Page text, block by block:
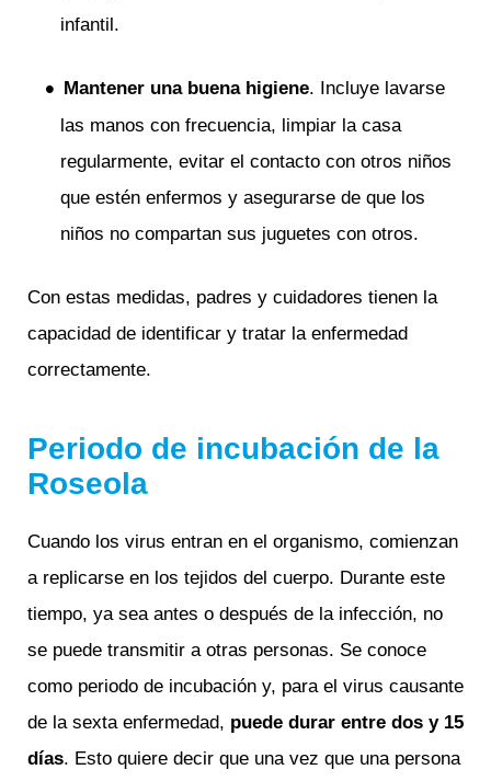
infantil.
Mantener una buena higiene. Incluye lavarse
las manos con frecuencia, limpiar la casa
regularmente, evitar el contacto con otros niños
que estén enfermos y asegurarse de que los
niños no compartan sus juguetes con otros.
Con estas medidas, padres y cuidadores tienen la
capacidad de identificar y tratar la enfermedad
correctamente.
Periodo de incubación de la
Roseola
Cuando los virus entran en el organismo, comienzan
a replicarse en los tejidos del cuerpo. Durante este
tiempo, ya sea antes o después de la infección, no
se puede transmitir a otras personas. Se conoce
como periodo de incubación y, para el virus causante
de la sexta enfermedad, puede durar entre dos y 15
días. Esto quiere decir que una vez que una persona